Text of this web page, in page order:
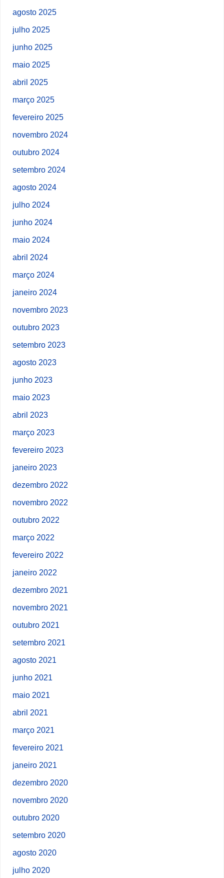
agosto 2025
julho 2025
junho 2025
maio 2025
abril 2025
março 2025
fevereiro 2025
novembro 2024
outubro 2024
setembro 2024
agosto 2024
julho 2024
junho 2024
maio 2024
abril 2024
março 2024
janeiro 2024
novembro 2023
outubro 2023
setembro 2023
agosto 2023
junho 2023
maio 2023
abril 2023
março 2023
fevereiro 2023
janeiro 2023
dezembro 2022
novembro 2022
outubro 2022
março 2022
fevereiro 2022
janeiro 2022
dezembro 2021
novembro 2021
outubro 2021
setembro 2021
agosto 2021
junho 2021
maio 2021
abril 2021
março 2021
fevereiro 2021
janeiro 2021
dezembro 2020
novembro 2020
outubro 2020
setembro 2020
agosto 2020
julho 2020